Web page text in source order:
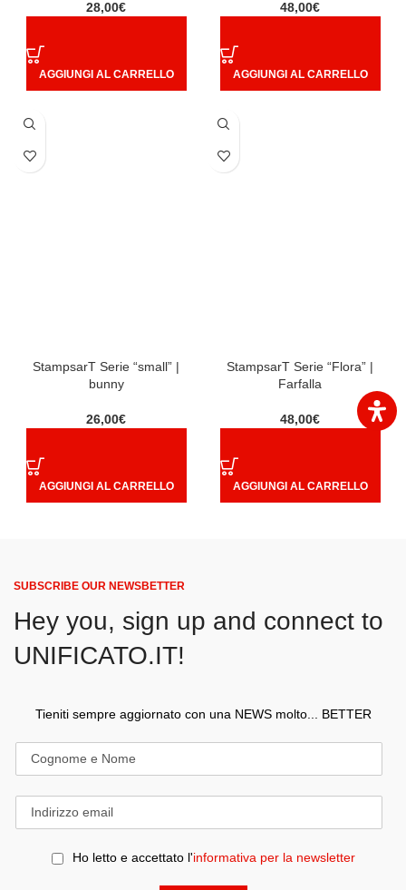
28,00€
AGGIUNGI AL CARRELLO
48,00€
AGGIUNGI AL CARRELLO
StampsarT Serie “small” |
bunny
26,00€
AGGIUNGI AL CARRELLO
StampsarT Serie “Flora” |
Farfalla
48,00€
AGGIUNGI AL CARRELLO
SUBSCRIBE OUR NEWSBETTER
Hey you, sign up and connect to
UNIFICATO.IT!
Tieniti sempre aggiornato con una NEWS molto... BETTER
Ho letto e accettato l'informativa per la newsletter